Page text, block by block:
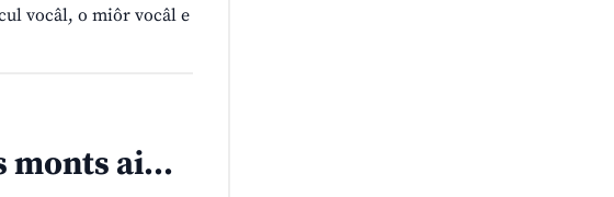
vocâl, o miôr vocâl e
monts ai…